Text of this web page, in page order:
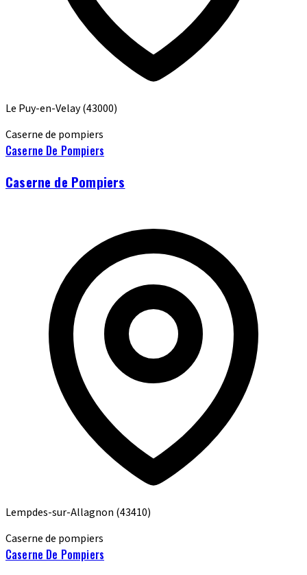
Le Puy-en-Velay(43000)
Caserne de pompiers
Caserne De Pompiers
Caserne de Pompiers
Lempdes-sur-Allagnon (43410)
Caserne de pompiers
Caserne De Pompiers